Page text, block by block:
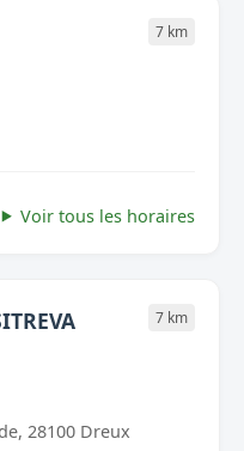
7 km
Voir tous les horaires
7 km
28100 Dreux